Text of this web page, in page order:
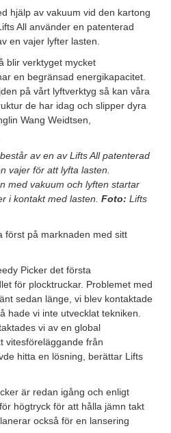
hjälp av vakuum vid den kartong
All använder en patenterad
en vajer lyfter lasten.
blir verktyget mycket
en begränsad energikapacitet.
på vårt lyftverktyg så kan våra
de har idag och slipper dyra
Wang Weidtsen,
av en av Lifts All patenterad
vajer för att lyfta lasten.
med vakuum och lyften startar
i kontakt med lasten. Foto: Lifts
först på marknaden med sitt
Picker det första
för plocktruckar. Problemet med
sedan länge, vi blev kontaktade
hade vi inte utvecklat tekniken.
vi av en global
vitesföreläggande från
hitta en lösning, berättar Lifts
är redan igång och enligt
högtryck för att hålla jämn takt
också för en lansering